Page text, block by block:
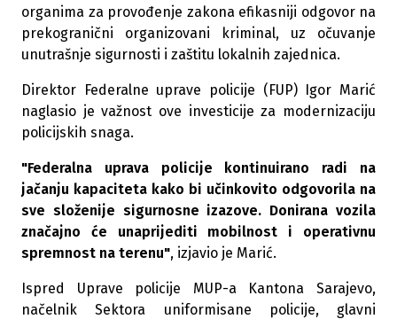
organima za provođenje zakona efikasniji odgovor na
prekogranični organizovani kriminal, uz očuvanje
unutrašnje sigurnosti i zaštitu lokalnih zajednica.
Direktor Federalne uprave policije (FUP) Igor Marić
naglasio je važnost ove investicije za modernizaciju
policijskih snaga.
"Federalna uprava policije kontinuirano radi na
jačanju kapaciteta kako bi učinkovito odgovorila na
sve složenije sigurnosne izazove. Donirana vozila
značajno će unaprijediti mobilnost i operativnu
spremnost na terenu", izjavio je Marić.
Ispred Uprave policije MUP-a Kantona Sarajevo,
načelnik Sektora uniformisane policije, glavni